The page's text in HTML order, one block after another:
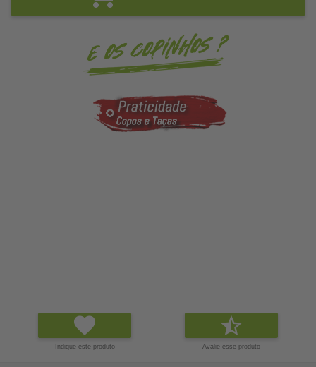
Indique este produto Avalie esse produto